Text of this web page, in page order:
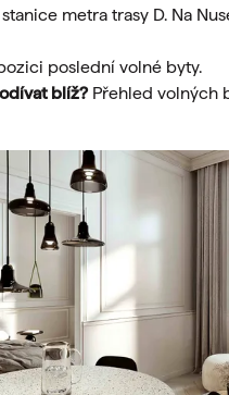
metra trasy D. Na
poslední volné byty.
blíž?Přehled volných